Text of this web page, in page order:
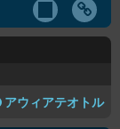
アウィアテオトル